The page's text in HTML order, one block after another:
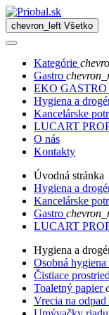
chevron_left Všetko
Kategórie
Gastro
EKO GASTRO
Hygiena a
Kancelárske
LUCART
O nás
Kontakty
Úvodná stránka
Hygiena a
Kancelárske
Gastro
LUCART
Hygiena a
Osobná hygiena
Čistiace
Toaletný papier
Vrecia na odpad